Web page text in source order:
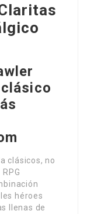
clásico
clásicos, no
RPG
héroes
llenas de